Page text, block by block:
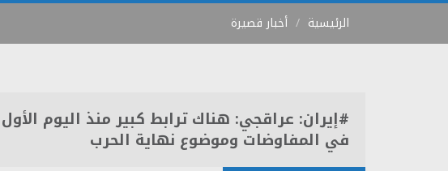
الرئيسية أخبار قصيرة
#إيران: عراقجي: هناك ترابط كبير منذ اليوم
في المفاوضات وموضوع نهاية الحرب